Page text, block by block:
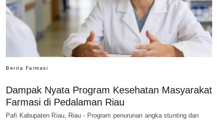
Berita Farmasi
Dampak Nyata Program Kesehatan Masyarakat
Farmasi di Pedalaman Riau
Pafi Kabupaten Riau, Riau - Program penurunan angka stunting dan